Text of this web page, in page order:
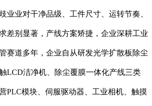
业业对干净品级、工件尺寸、运转节奏、
差别显著，产线方案矫捷，企业深耕工业
赛道多年，企业自从研发光学扩散板除尘
LCD洁净机、除尘覆膜一体化产线三类
PLC模块、伺服驱动器、工业相机、触摸